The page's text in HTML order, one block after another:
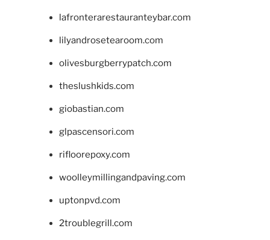
lafronterarestauranteybar.com
lilyandrosetearoom.com
olivesburgberrypatch.com
theslushkids.com
giobastian.com
glpascensori.com
rifloorepoxy.com
woolleymillingandpaving.com
uptonpvd.com
2troublegrill.com